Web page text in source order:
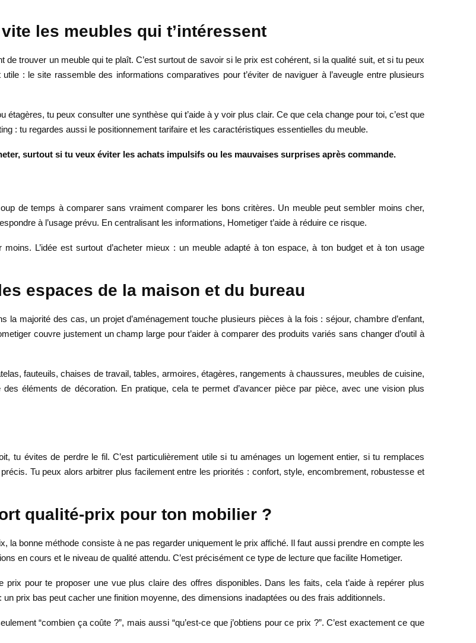
les meubles qui t’intéressent
trouver un meuble qui te plaît. C’est surtout de savoir si le prix est cohérent, si la qualité suit, et si tu peux
: le site rassemble des informations comparatives pour t’éviter de naviguer à l’aveugle entre plusieurs
tu peux consulter une synthèse qui t’aide à y voir plus clair. Ce que cela change pour toi, c’est que
: tu regardes aussi le positionnement tarifaire et les caractéristiques essentielles du meuble.
surtout si tu veux éviter les achats impulsifs ou les mauvaises surprises après commande.
de temps à comparer sans vraiment comparer les bons critères. Un meuble peut sembler moins cher,
à l’usage prévu. En centralisant les informations, Hometiger t’aide à réduire ce risque.
L’idée est surtout d’acheter mieux : un meuble adapté à ton espace, à ton budget et à ton usage
espaces de la maison et du bureau
majorité des cas, un projet d’aménagement touche plusieurs pièces à la fois : séjour, chambre d’enfant,
couvre justement un champ large pour t’aider à comparer des produits variés sans changer d’outil à
fauteuils, chaises de travail, tables, armoires, étagères, rangements à chaussures, meubles de cuisine,
éléments de décoration. En pratique, cela te permet d’avancer pièce par pièce, avec une vision plus
tu évites de perdre le fil. C’est particulièrement utile si tu aménages un logement entier, si tu remplaces
Tu peux alors arbitrer plus facilement entre les priorités : confort, style, encombrement, robustesse et
qualité-prix pour ton mobilier ?
la bonne méthode consiste à ne pas regarder uniquement le prix affiché. Il faut aussi prendre en compte les
en cours et le niveau de qualité attendu. C’est précisément ce type de lecture que facilite Hometiger.
pour te proposer une vue plus claire des offres disponibles. Dans les faits, cela t’aide à repérer plus
prix bas peut cacher une finition moyenne, des dimensions inadaptées ou des frais additionnels.
“combien ça coûte ?”, mais aussi “qu’est-ce que j’obtiens pour ce prix ?”. C’est exactement ce que